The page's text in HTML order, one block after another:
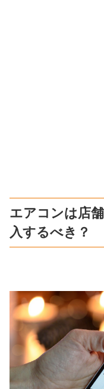
エアコンは店
入するべき？